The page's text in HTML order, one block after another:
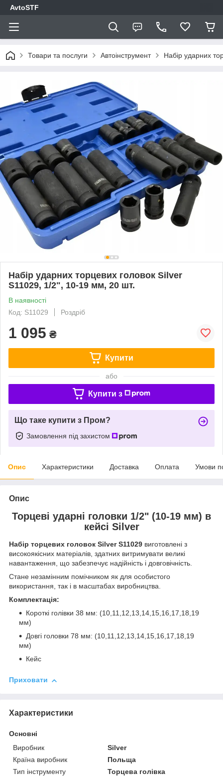
AvtoSTF
Товари та послуги Автоінструмент Набір ударних
Набір ударних торцевих головок Silver
S11029, 1/2", 10-19 мм, 20 шт.
В наявності
Код: S11029
Роздріб
1 095 ₴
Купити
або
Купити з
Що таке купити з Пром?
Замовлення під захистом
Опис Характеристики Доставка Оплата Умови
Опис
Торцеві ударні головки 1/2" (10-19 мм) в
кейсі Silver
Набір торцевих головок Silver S11029 виготовлені з
високоякісних матеріалів, здатних витримувати великі
навантаження, що забезпечує надійність і довговічність.
Стане незамінним помічником як для особистого
використання, так і в масштабах виробництва.
Комплектація:
Короткі голівки 38 мм: (10,11,12,13,14,15,16,17,18,19
мм)
Довгі головки 78 мм: (10,11,12,13,14,15,16,17,18,19
мм)
Кейс
Приховати
Характеристики
Основні
Виробник
Silver
Країна виробник
Польща
Тип інструменту
Торцева голівка